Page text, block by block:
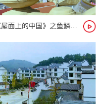
4000多年历史，九方瓦园
的发展历程，为科学研